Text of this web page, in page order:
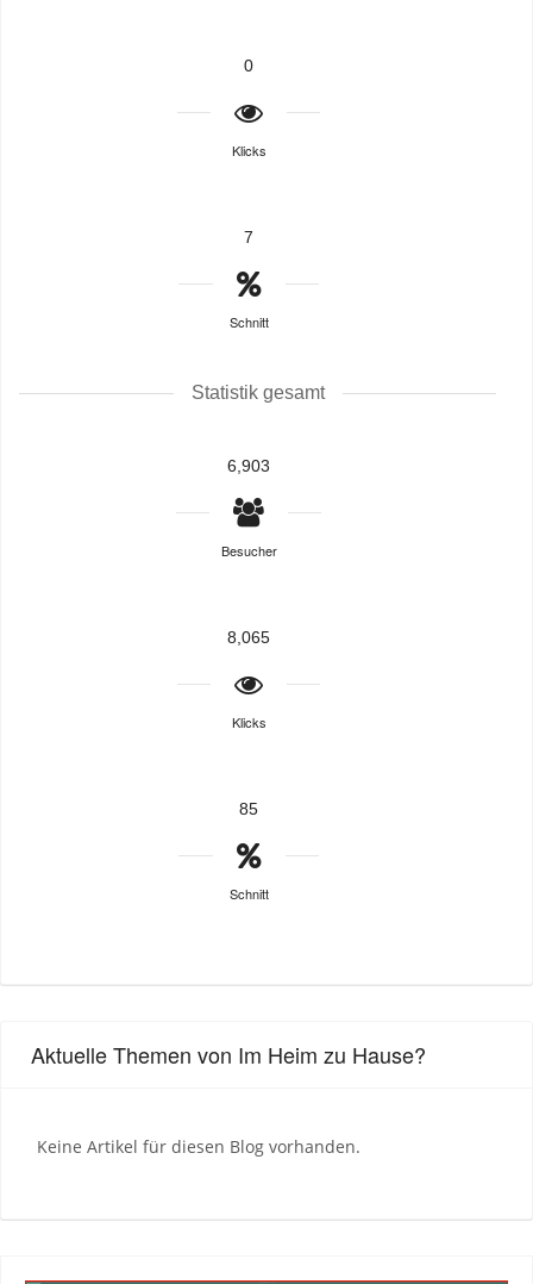
0
Klicks
7
Schnitt
Statistik gesamt
6,903
Besucher
8,065
Klicks
85
Schnitt
Aktuelle Themen von Im Heim zu Hause?
Keine Artikel für diesen Blog vorhanden.